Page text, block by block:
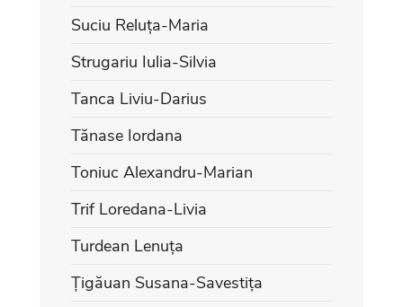
Suciu Reluța-Maria
Strugariu Iulia-Silvia
Tanca Liviu-Darius
Tănase Iordana
Toniuc Alexandru-Marian
Trif Loredana-Livia
Turdean Lenuța
Țigăuan Susana-Savestița